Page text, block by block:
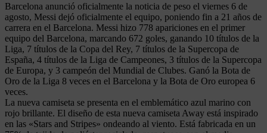
Barcelona anunció oficialmente la noticia de peso el viernes 6 de
agosto, Messi dejó oficialmente el equipo, poniendo fin a 21 años de
carrera en el Barcelona. Messi hizo 778 apariciones en el primer
equipo del Barcelona, marcando 672 goles, ganando 10 títulos de la
Liga, 7 títulos de la Copa del Rey, 7 títulos de la Supercopa de
España, 4 títulos de la Liga de Campeones, 3 títulos de la Supercopa
de Europa, y 3 campeón del Mundial de Clubes. Ganó la Bota de
Oro de la Liga 8 veces en el Barcelona y la Bota de Oro europea 6
veces.
La nueva camiseta se presenta en el emblemático azul marino con
rojo brillante. El diseño de esta nueva camiseta Away está inspirado
en las «Stars and Stripes» ondeando al viento. Está fabricada en un